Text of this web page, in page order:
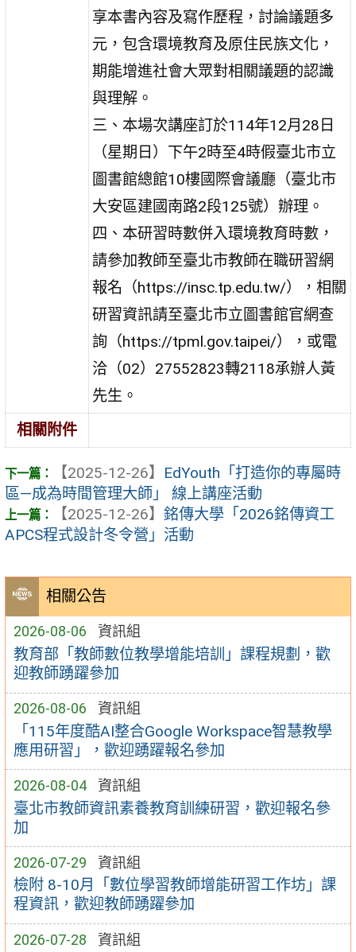
相關公告
2026-08-06 資訊組
教育部「教師數位教學增能培訓」課程規劃，歡
迎教師踴躍參加
2026-08-06 資訊組
「115年度酷AI整合Google Workspace智慧教學
應用研習」，歡迎踴躍報名參加
2026-08-04 資訊組
臺北市教師資訊素養教育訓練研習，歡迎報名參
加
2026-07-29 資訊組
檢附 8-10月「數位學習教師增能研習工作坊」課
程資訊，歡迎教師踴躍參加
2026-07-28 資訊組
享本書內容及寫作歷程，討論議題多
元，包含環境教育及原住民族文化，
期能增進社會大眾對相關議題的認識
與理解。
三、本場次講座訂於114年12月28日
（星期日）下午2時至4時假臺北市立
圖書館總館10樓國際會議廳（臺北市
大安區建國南路2段125號）辦理。
四、本研習時數併入環境教育時數，
請參加教師至臺北市教師在職研習網
報名（https://insc.tp.edu.tw/），相關
研習資訊請至臺北市立圖書館官網查
詢（https://tpml.gov.taipei/），或電
洽（02）27552823轉2118承辦人黃
先生。
相關附件
【2025-12-26】 EdYouth「打造你的專屬時
區—成為時間管理大師」 線上講座活動
【2025-12-26】 銘傳大學「2026銘傳資工
APCS程式設計冬令營」活動